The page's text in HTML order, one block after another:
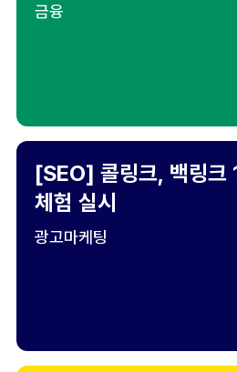
금융
[SEO] 콜링크, 백링크
체험 실시
광고마케팅